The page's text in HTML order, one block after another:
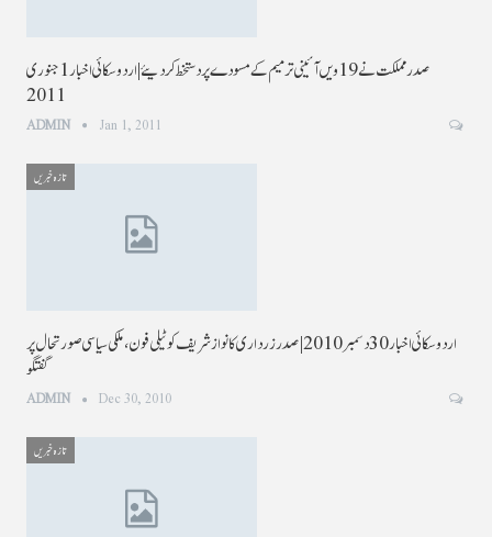
صدر مملکت نے 19ویں آئینی ترمیم کے مسودے پر دستخط کردیئے | اردو سکائی اخبار 1 جنوری
2011
ADMIN Jan 1, 2011
تازہ خبریں
اردو سکائی اخبار 30 دسمبر 2010 |صدر زرداری کا نوازشریف کو ٹیلی فون،ملکی سیاسی صورتحال پر
گفتگو
ADMIN Dec 30, 2010
تازہ خبریں